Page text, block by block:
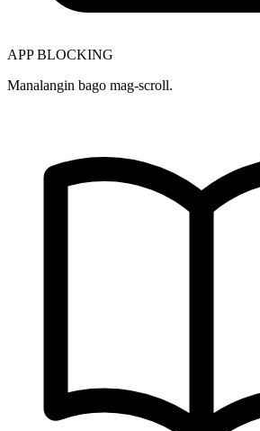
APP BLOCKING
Manalangin bago mag-scroll.